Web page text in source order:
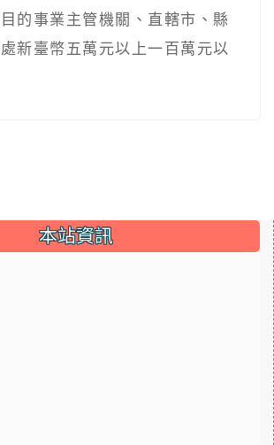
的事業主管機關、直轄市、縣
處新臺幣五萬元以上一百萬元以
本站資訊